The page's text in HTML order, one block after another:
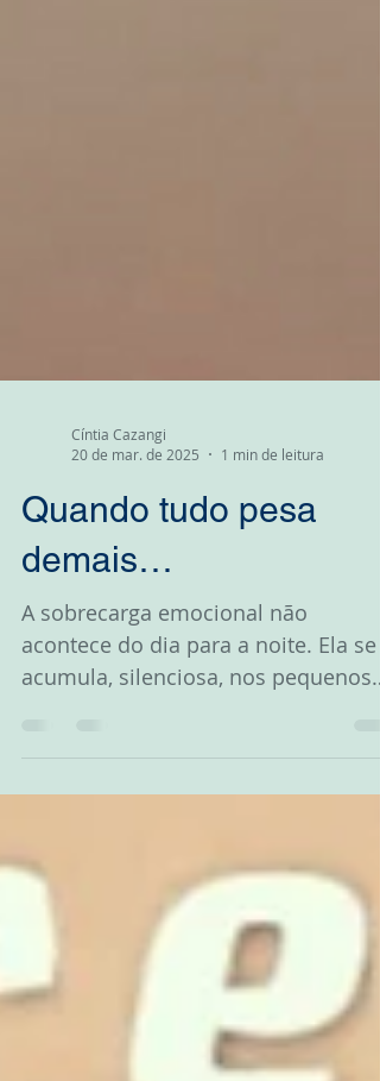
20 de mar. de 2025
1 min de leitura
Quando tudo pesa
demais…
A sobrecarga emocional não
acontece do dia para a noite. Ela se
desgastes diários, nas demandas
que...